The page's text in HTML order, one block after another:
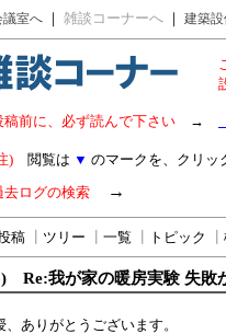
議室へ ｜ 雑談コーナーへ ｜ 建築
稿前に、必ず読んで下さい →
) 閲覧は ▼ のマークを、クリッ
去ログの検索 →
稿 ツリー 一覧 トピック
Re:我が家の暖房実験 失敗
、ありがとうございます。